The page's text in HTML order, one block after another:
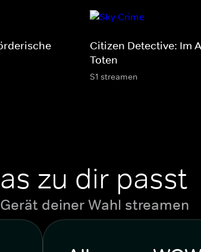
Citizen Detective: Im
Toten
S1 streamen
zu dir passt
deiner Wahl streamen